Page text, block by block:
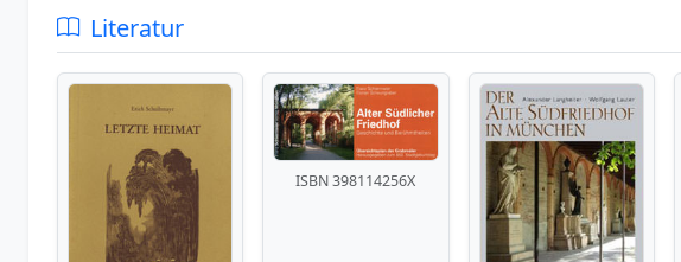
Literatur
ISBN 398114256X